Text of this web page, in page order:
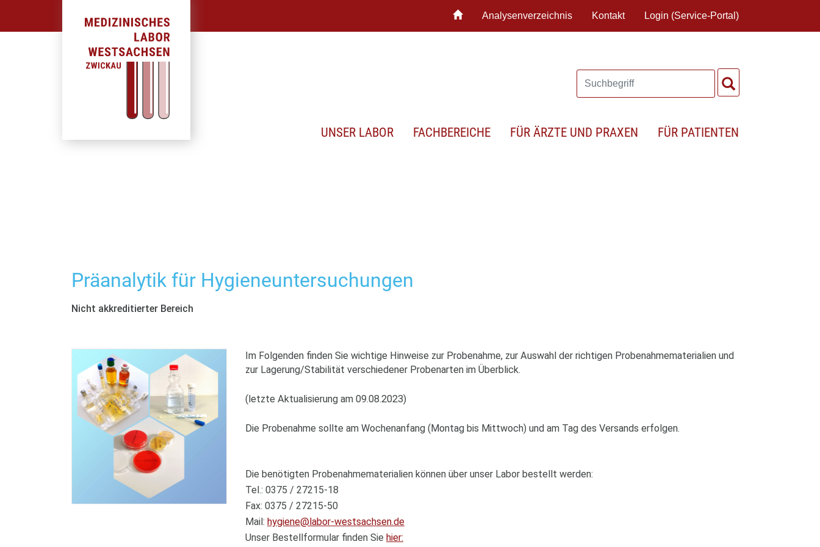
Analysenverzeichnis Kontakt Login (Service-Portal)
UNSER LABOR FACHBEREICHE FÜR ÄRZTE UND PRAXEN FÜR PATIENTEN
Präanalytik für Hygieneuntersuchungen
Nicht akkreditierter Bereich
Im Folgenden finden Sie wichtige Hinweise zur Probenahme, zur Auswahl der richtigen Probenahmematerialien und
zur Lagerung/Stabilität verschiedener Probenarten im Überblick.
(letzte Aktualisierung am 09.08.2023)
Die Probenahme sollte am Wochenanfang (Montag bis Mittwoch) und am Tag des Versands erfolgen.
Die benötigten Probenahmematerialien können über unser Labor bestellt werden:
Tel.: 0375 / 27215-18
Fax: 0375 / 27215-50
Mail: hygiene@labor-westsachsen.de
Unser Bestellformular finden Sie hier: